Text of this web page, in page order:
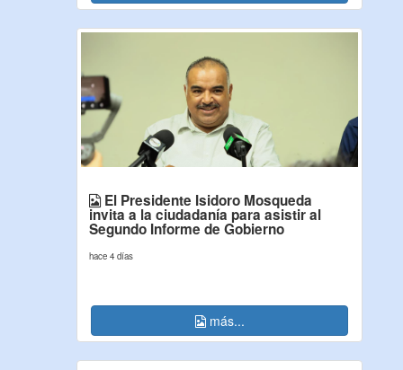
El Presidente Isidoro Mosqueda
invita a la ciudadanía para asistir al
Segundo Informe de Gobierno
hace 4 días
más...